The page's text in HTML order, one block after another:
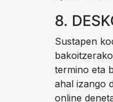
8.
Sustapen
termino eta
ahal izango
online